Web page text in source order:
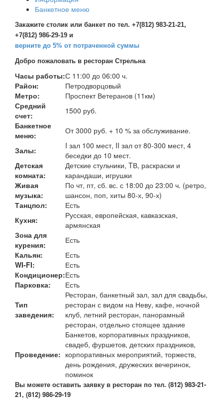
Банкетное меню
Закажите столик или банкет по тел. +7(812) 983-21-21,
+7(812) 986-29-19 и
верните до 5% от потраченной суммы
Добро пожаловать в ресторан Стрельна
Часы работы:С 11:00 до 06:00 ч.
Район:
Петродворцовый
Метро:
Проспект Ветеранов (11км)
Средний
счет:
1500 руб.
Банкетное
меню:
От 3000 руб. + 10 % за обслуживание.
Залы:
I зал 100 мест, II зал от 80-300 мест, 4
беседки до 10 мест.
Детская
комната:
Детские стульчики, TВ, раскраски и
карандаши, игрушки
Живая
музыка:
По чт, пт, сб. вс. с 18:00 до 23:00 ч. (ретро,
шансон, поп, хиты 80-х, 90-х)
Танцпол:
Есть
Кухня:
Русская, европейская, кавказская,
армянская
Зона для
курения:
Есть
Кальян:
Есть
WI-FI:
Есть
Кондиционер:Есть
Парковка:
Есть
Тип
заведения:
Ресторан, банкетный зал, зал для свадьбы,
ресторан с видом на Неву, кафе, ночной
клуб, летний ресторан, панорамный
ресторан, отдельно стоящее здание
Проведение:
Банкетов, корпоративных праздников,
свадеб, фуршетов, детских праздников,
корпоративных мероприятий, торжеств,
день рождения, дружеских вечеринок,
поминок
Вы можете оставить заявку в ресторан по тел. (812) 983-21-
21, (812) 986-29-19